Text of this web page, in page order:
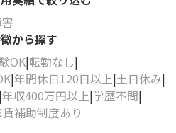
から探す
OK 転勤なし
年間休日120日以上 土日休み
年収400万円以上 学歴不問
補助制度あり